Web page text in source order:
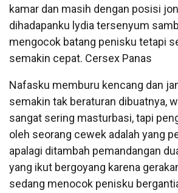
kamar dan masih dengan posisi
dihadapanku lydia tersenyum
mengocok batang penisku tetapi
semakin cepat. Cersex Panas
Nafasku memburu kencang dan
semakin tak beraturan dibuatnya,
sangat sering masturbasi, tapi
oleh seorang cewek adalah yang
apalagi ditambah pemandangan
yang ikut bergoyang karena
sedang menocok penisku